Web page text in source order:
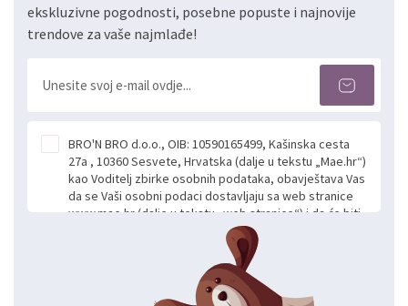
ekskluzivne pogodnosti, posebne popuste i najnovije
trendove za vaše najmlađe!
BRO'N BRO d.o.o., OIB: 10590165499, Kašinska cesta
27a , 10360 Sesvete, Hrvatska (dalje u tekstu „Mae.hr“)
kao Voditelj zbirke osobnih podataka, obavještava Vas
da se Vaši osobni podaci dostavljaju sa web stranice
www.mae.hr (dalje u tekstu „web stranice“) i da će biti
obrađeni. Prihvaćanjem ove Izjave smatra se da
slobodno i izričito dajete privolu za prikupljanje i daljnju
obradu Vaših osobnih podataka koje ustupate Mae.hr
putem ovih web stranica u svrhu odgovora i daljnje
komunikacije na Vaš upit poslan kroz kontakt obrazac.